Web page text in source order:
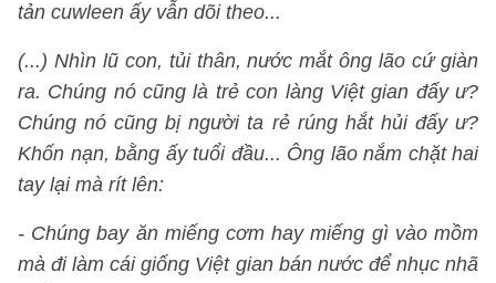
tản cuwleen ấy vẫn dõi theo...
(...) Nhìn lũ con, tủi thân, nước mắt ông lão cứ giàn
ra. Chúng nó cũng là trẻ con làng Việt gian đấy ư?
Chúng nó cũng bị người ta rẻ rúng hắt hủi đấy ư?
Khốn nạn, bằng ấy tuổi đầu... Ông lão nắm chặt hai
tay lại mà rít lên:
- Chúng bay ăn miếng cơm hay miếng gì vào mồm
mà đi làm cái giống Việt gian bán nước để nhục nhã